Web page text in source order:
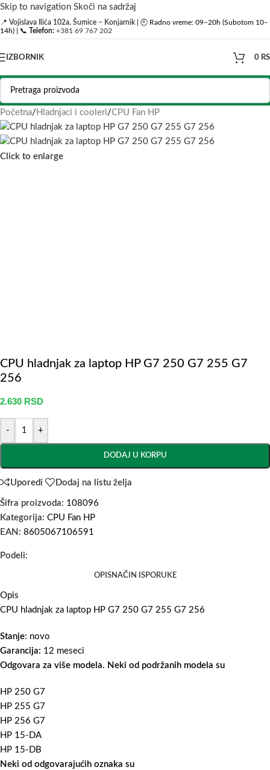
Skip to navigation Skoči na sadržaj
📍 Vojislava Ilića 102a, Šumice – Konjarnik | 🕘 Radno vreme: 09–20h (Subotom 10–
14h) | 📞 Telefon: +381 69 767 202
IZBORNIK 0
Početna/ Hladnjaci i cooleri/CPU Fan HP
Click to enlarge
CPU hladnjak za laptop HP G7 250 G7 255 G7
256
2.630 RSD
- +
DODAJ U KORPU
Uporedi Dodaj na listu želja
Šifra proizvoda: 108096
Kategorija: CPU Fan HP
EAN: 8605067106591
Podeli:
OPISNAČIN ISPORUKE
Opis
CPU hladnjak za laptop HP G7 250 G7 255 G7 256
Stanje: novo
Garancija: 12 meseci
Odgovara za više modela. Neki od podržanih modela su
HP 250 G7
HP 255 G7
HP 256 G7
HP 15-DA
HP 15-DB
Neki od odgovarajućih oznaka su